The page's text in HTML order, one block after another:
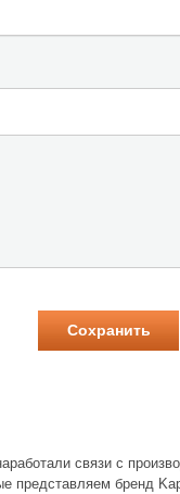
связи с
представляем бренд